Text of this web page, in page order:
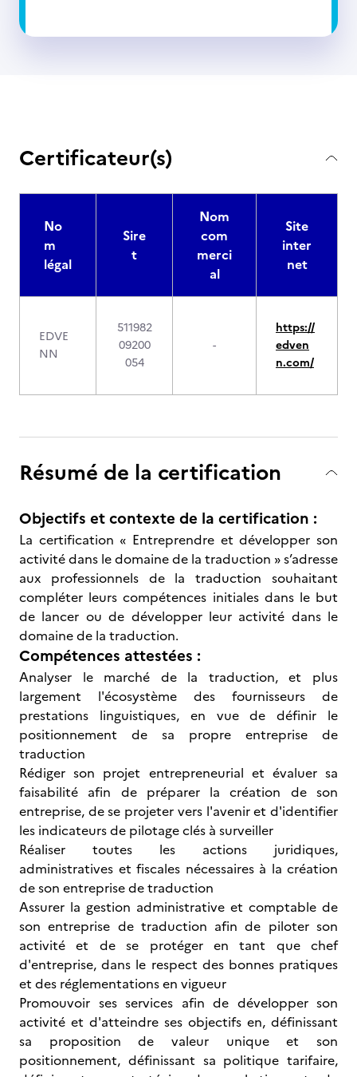
Certificateur(s)
No
m
légal
Sire
t
Nom
com
merci
al
Site
inter
net
EDVE
NN
511982
09200
054
-
https://
edven
n.com/
Résumé de la certification
Objectifs et contexte de la certification :
La certification « Entreprendre et développer son
activité dans le domaine de la traduction » s’adresse
aux professionnels de la traduction souhaitant
compléter leurs compétences initiales dans le but
de lancer ou de développer leur activité dans le
domaine de la traduction.
Compétences attestées :
Analyser le marché de la traduction, et plus
largement l'écosystème des fournisseurs de
prestations linguistiques, en vue de définir le
positionnement de sa propre entreprise de
traduction
Rédiger son projet entrepreneurial et évaluer sa
faisabilité afin de préparer la création de son
entreprise, de se projeter vers l'avenir et d'identifier
les indicateurs de pilotage clés à surveiller
Réaliser toutes les actions juridiques,
administratives et fiscales nécessaires à la création
de son entreprise de traduction
Assurer la gestion administrative et comptable de
son entreprise de traduction afin de piloter son
activité et de se protéger en tant que chef
d'entreprise, dans le respect des bonnes pratiques
et des réglementations en vigueur
Promouvoir ses services afin de développer son
activité et d'atteindre ses objectifs en, définissant
sa proposition de valeur unique et son
positionnement, définissant sa politique tarifaire,